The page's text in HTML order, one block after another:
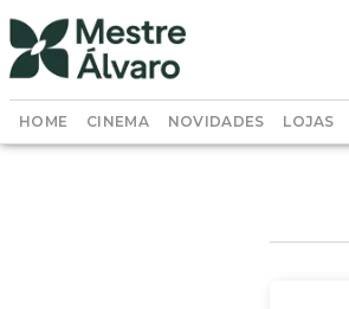
HOME CINEMA NOVIDADES LOJAS